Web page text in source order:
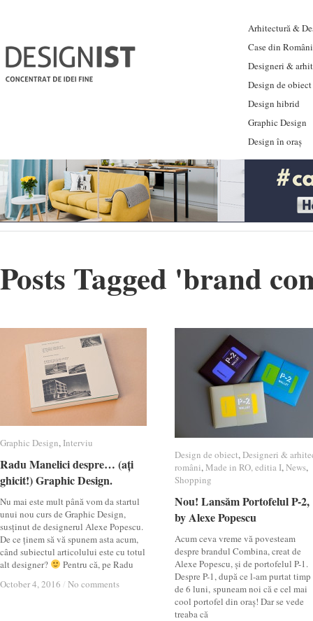
Arhitectură &
Case din
Designeri &
Design de obiect
Design hibrid
Graphic Design
Design în oraș
Posts Tagged 'brand
Graphic Design, Interviu
Radu Manelici despre… (ați
ghicit!) Graphic Design.
Nu mai este mult până vom da startul
unui nou curs de Graphic Design,
susținut de designerul Alexe Popescu.
De ce ținem să vă spunem asta acum,
când subiectul articolului este cu totul
alt designer?
Pentru că, pe Radu
October 4, 2016 / No comments
Graphic Design Interviu
Radu Manelici despre… (ați
ghicit!) Graphic Design.
October 4, 2016 / No comments
Design de obiect,Designeri &
români,Made in RO, editia I,News,
Shopping
Nou! Lansăm Portofelul P-2,
by Alexe Popescu
Acum ceva vreme vă povesteam
despre brandul Combina, creat de
Alexe Popescu, și de portofelul P-1.
Despre P-1, după ce l-am purtat timp
de 6 luni, spuneam noi că e cel mai
cool portofel din oraș! Dar se vede
treaba că
Design de obiect Designeri &
români Made in RO, editia I News
Shopping
Nou! Lansăm Portofelul P-2,
by Alexe Popescu